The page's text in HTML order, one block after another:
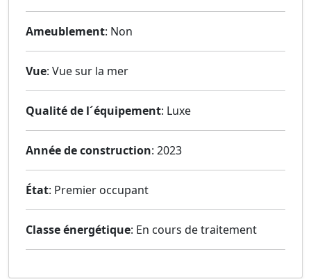
Ameublement: Non
Vue: Vue sur la mer
Qualité de l´équipement: Luxe
Année de construction: 2023
État: Premier occupant
Classe énergétique: En cours de traitement